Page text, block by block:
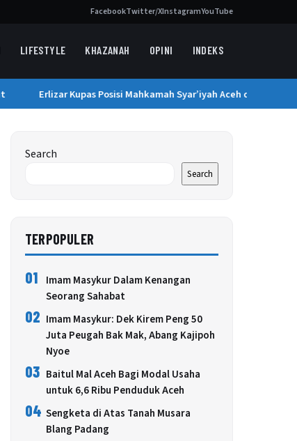
FacebookTwitter/XInstagramYouTube
LIFESTYLE KHAZANAH OPINI INDEKS
Erlizar Kupas Posisi Mahkamah Syar’iyah Aceh di Sistem
Search
Search
TERPOPULER
01
Imam Masykur Dalam Kenangan
Seorang Sahabat
02 Imam Masykur: Dek Kirem Peng 50
Juta Peugah Bak Mak, Abang Kajipoh
Nyoe
03 Baitul Mal Aceh Bagi Modal Usaha
untuk 6,6 Ribu Penduduk Aceh
04 Sengketa di Atas Tanah Musara
Blang Padang